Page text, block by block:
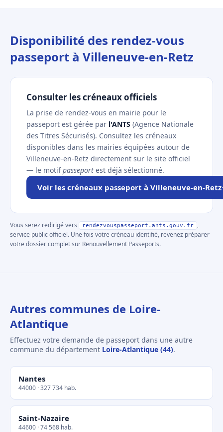
Disponibilité des rendez-vous
passeport à Villeneuve-en-Retz
Consulter les créneaux officiels
La prise de rendez-vous en mairie pour le
passeport est gérée par l'ANTS (Agence Nationale
des Titres Sécurisés). Consultez les créneaux
disponibles dans les mairies équipées autour de
Villeneuve-en-Retz directement sur le site officiel
— le motifpasseport est déjà sélectionné.
Voir les créneaux passeport à Villeneuve-en-Retz
Vous serez redirigé vers rendezvouspasseport.ants.gouv.fr
,
service public officiel. Une fois votre créneau identifié, revenez préparer
votre dossier complet sur Renouvellement Passeports.
Autres communes de Loire-
Atlantique
Effectuez votre demande de passeport dans une autre
commune du département Loire-Atlantique (44).
Nantes
44000 · 327 734 hab.
Saint-Nazaire
44600 · 74 568 hab.